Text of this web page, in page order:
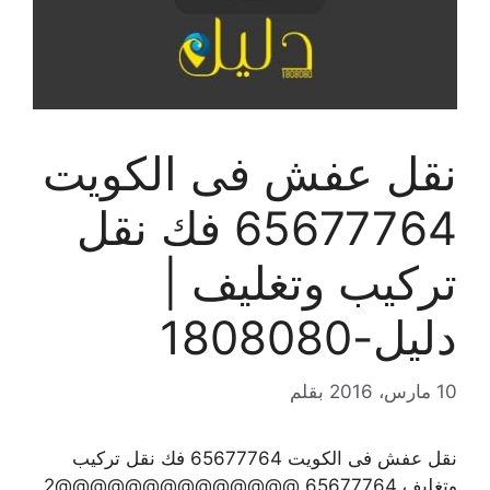
نقل عفش فى الكويت
65677764 فك نقل
تركيب وتغليف |
دليل-1808080
10 مارس، 2016 بقلم
نقل عفش فى الكويت 65677764 فك نقل تركيب
وتغليف 65677764 @@@@@@@@@@@@@@2